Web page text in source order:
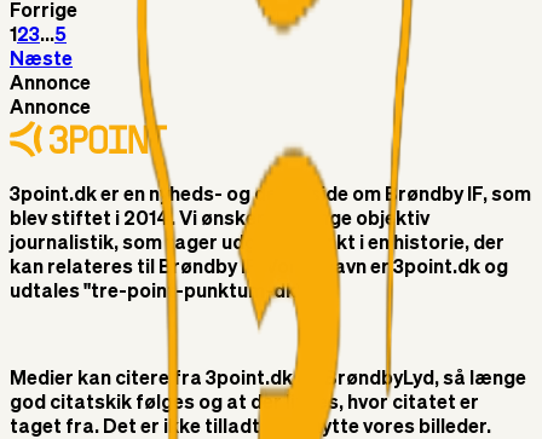
Forrige
1 23...5
Næste
Annonce
Annonce
3point.dk er en nyheds- og debatside om Brøndby IF, som
blev stiftet i 2014. Vi ønsker at bringe objektiv
journalistik, som tager udgangspunkt i en historie, der
kan relateres til Brøndby IF. Vores navn er 3point.dk og
udtales "tre-point-punktum-dk"
Medier kan citere fra 3point.dk og BrøndbyLyd, så længe
god citatskik følges og at der linkes, hvor citatet er
taget fra. Det er ikke tilladt at benytte vores billeder.